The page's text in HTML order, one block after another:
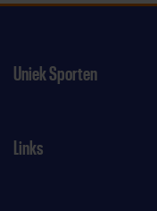
Uniek Sporten
Links